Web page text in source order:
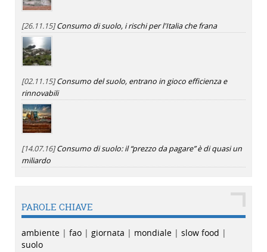
[26.11.15]Consumo di suolo, i rischi per l'Italia che frana
[02.11.15]Consumo del suolo, entrano in gioco efficienza e
rinnovabili
[14.07.16]Consumo di suolo: il “prezzo da pagare” è di quasi un
miliardo
PAROLE CHIAVE
ambiente | fao | giornata | mondiale | slow food |
suolo